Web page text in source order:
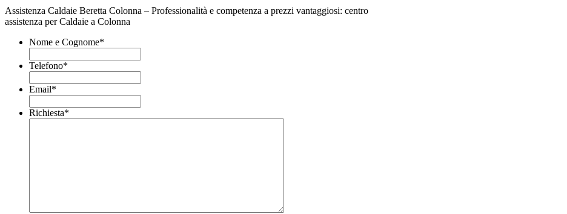
Assistenza Caldaie Beretta Colonna – Professionalità e competenza a prezzi vantaggiosi: centro
assistenza per Caldaie a Colonna
Nome e Cognome*
Telefono*
Email*
Richiesta*